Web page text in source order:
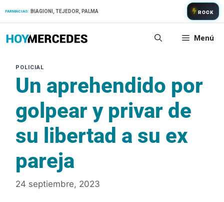
FARMACIAS: BIAGIONI, TEJEDOR, PALMA ROCK
Menú
Un aprehendido por
golpear y privar de
su libertad a su ex
pareja
24 septiembre, 2023